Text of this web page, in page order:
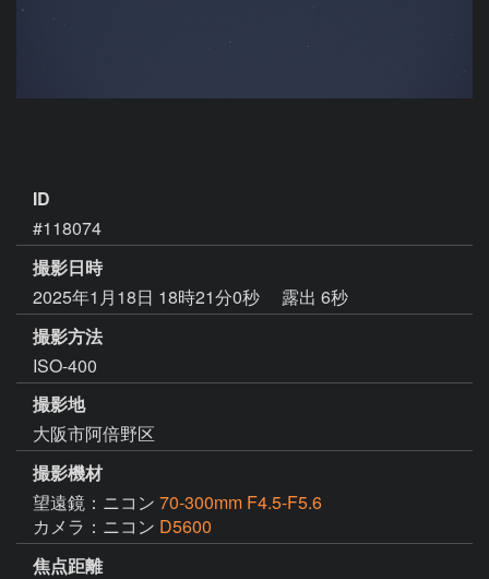
ID
#118074
撮影日時
2025年1月18日 18時21分0秒
露出 6秒
撮影方法
ISO-400
撮影地
大阪市阿倍野区
撮影機材
望遠鏡：ニコン 70-300mm F4.5-F5.6
カメラ：ニコン D5600
焦点距離